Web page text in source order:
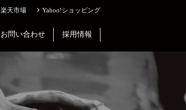
楽天市場 Yahoo!ショッピング
お問い合わせ 採用情報